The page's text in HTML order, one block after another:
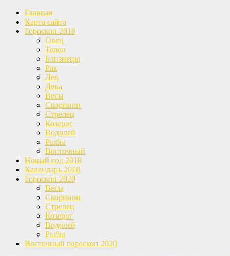
Главная
Карта сайта
Гороскоп 2018
Овен
Телец
Близнецы
Рак
Лев
Дева
Весы
Скорпион
Стрелец
Козерог
Водолей
Рыбы
Восточный
Новый год 2018
Календарь 2018
Гороскоп 2020
Весы
Скорпион
Стрелец
Козерог
Водолей
Рыбы
Восточный гороскоп 2020